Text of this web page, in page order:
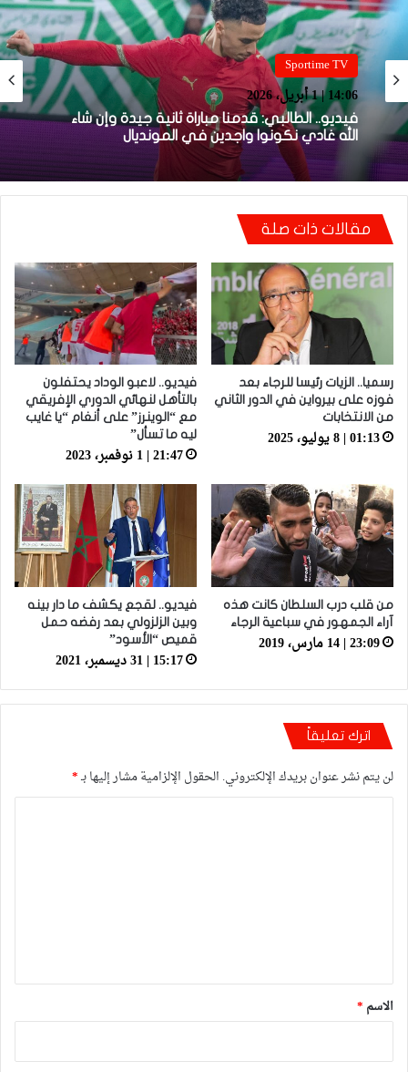
Sportime TV
14:06 | 1 أبريل، 2026
فيديو.. الطالبي: قدمنا مباراة ثانية جيدة وإن شاء
الله غادي نكونوا واجدين في المونديال
Sportime TV
14:05 | 1 أبريل، 2026
فيديو.. بونو: اللاعبين تعاملو مزيان مع المباراة وخا
مكانتش ساهلة وحنا كنحاولوا نركزوا باش نعاونوا
المنتخب
مقالات ذات صلة
رسميا.. الزيات رئيسا للرجاء بعد
فوزه على بيرواين في الدور الثاني
من الانتخابات
01:13 | 8 يوليو، 2025
فيديو.. لاعبو الوداد يحتفلون
بالتأهل لنهائي الدوري الإفريقي
مع “الوينرز” على أنغام “يا غايب
ليه ما تسأل”
21:47 | 1 نوفمبر، 2023
من قلب درب السلطان كانت هذه
آراء الجمهور في سباعية الرجاء
23:09 | 14 مارس، 2019
فيديو.. لقجع يكشف ما دار بينه
وبين الزلزولي بعد رفضه حمل
قميص “الأسود”
15:17 | 31 ديسمبر، 2021
اترك تعليقاً
لن يتم نشر عنوان بريدك الإلكتروني. الحقول الإلزامية مشار إليها بـ*
*
الاسم *